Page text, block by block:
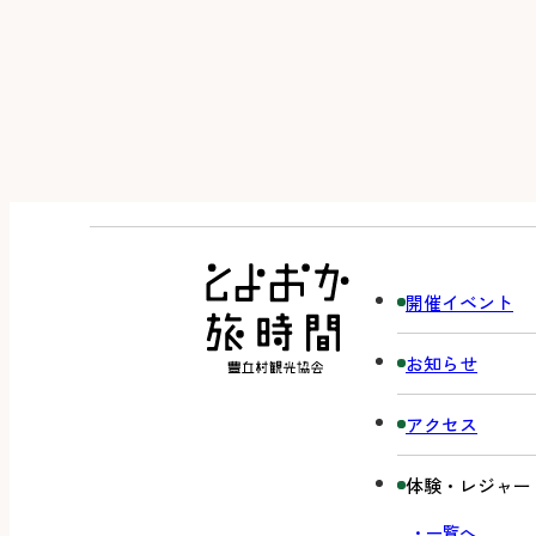
開催イベント
お知らせ
アクセス
体験・レジャー